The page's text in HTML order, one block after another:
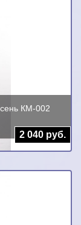
КМ-002
2 040 руб.